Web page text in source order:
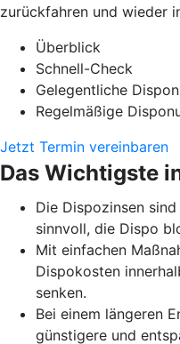
zurückfahren und wieder
Überblick
Schnell-Check
Gelegentliche
Regelmäßige
Jetzt Termin vereinbaren
Das Wichtigste
Die Dispozinsen
sinnvoll, die Dispo
Mit einfachen
Dispokosten
senken.
Bei einem längeren
günstigere und